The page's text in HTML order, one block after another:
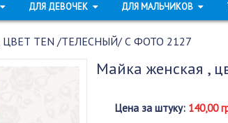
ДЛЯ ДЕВОЧЕК ДЛЯ МАЛЬЧИКОВ
TEN /ТЕЛЕСНЫЙ/ С ФОТО 2127
Майка женская ,
Цена за штуку: 140,00